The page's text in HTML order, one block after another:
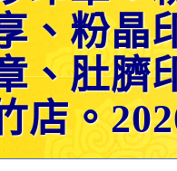
、粉晶
、肚臍
店。